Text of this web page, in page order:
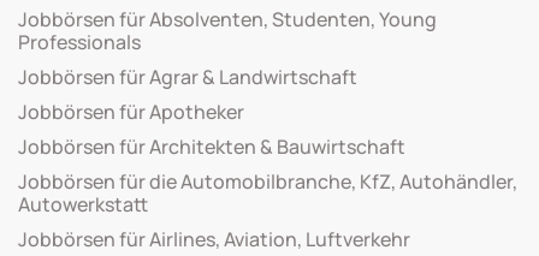
Jobbörsen für Absolventen, Studenten, Young
Professionals
Jobbörsen für Agrar & Landwirtschaft
Jobbörsen für Apotheker
Jobbörsen für Architekten & Bauwirtschaft
Jobbörsen für die Automobilbranche, KfZ, Autohändler,
Autowerkstatt
Jobbörsen für Airlines, Aviation, Luftverkehr